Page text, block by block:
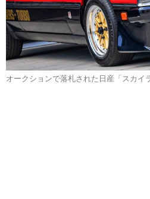
オークションで落札された日産「スカイ